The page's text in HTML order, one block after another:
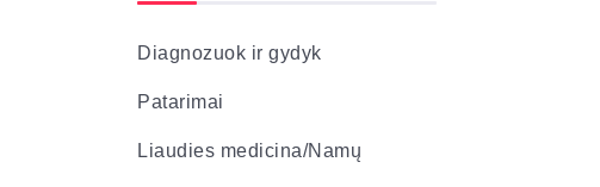
Diagnozuok ir gydyk
Patarimai
Liaudies medicina/Namų